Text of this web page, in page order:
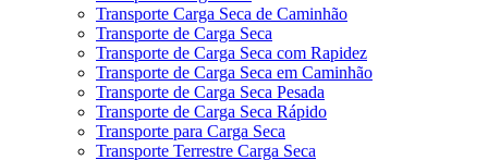
Transporte Carga Seca de Caminhão
Transporte de Carga Seca
Transporte de Carga Seca com Rapidez
Transporte de Carga Seca em Caminhão
Transporte de Carga Seca Pesada
Transporte de Carga Seca Rápido
Transporte para Carga Seca
Transporte Terrestre Carga Seca